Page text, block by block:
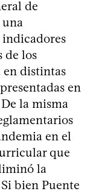
de
una
de los
en distintas
en
la misma
en el
que
la
bien Puente